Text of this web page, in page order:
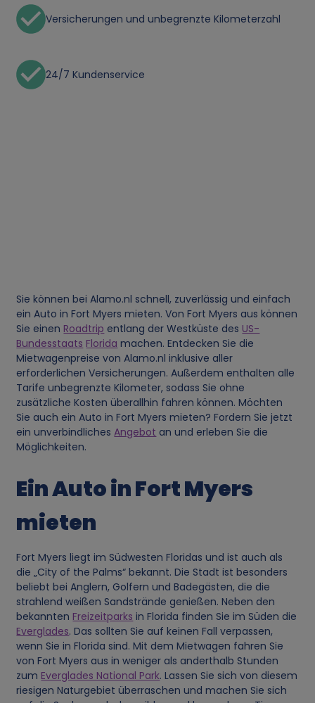
Versicherungen und unbegrenzte Kilometerzahl
24/7 Kundenservice
Sie können bei Alamo.nl schnell, zuverlässig und einfach
ein Auto in Fort Myers mieten. Von Fort Myers aus können
Sie einen Roadtrip entlang der Westküste des US-
Bundesstaats Florida machen. Entdecken Sie die
Mietwagenpreise von Alamo.nl inklusive aller
erforderlichen Versicherungen. Außerdem enthalten alle
Tarife unbegrenzte Kilometer, sodass Sie ohne
zusätzliche Kosten überallhin fahren können. Möchten
Sie auch ein Auto in Fort Myers mieten? Fordern Sie jetzt
ein unverbindlichesAngebot an und erleben Sie die
Möglichkeiten.
Ein Auto in Fort Myers
mieten
Fort Myers liegt im Südwesten Floridas und ist auch als
die „City of the Palms“ bekannt. Die Stadt ist besonders
beliebt bei Anglern, Golfern und Badegästen, die die
strahlend weißen Sandstrände genießen. Neben den
bekannten Freizeitparks in Florida finden Sie im Süden die
Everglades. Das sollten Sie auf keinen Fall verpassen,
wenn Sie in Florida sind. Mit dem Mietwagen fahren Sie
von Fort Myers aus in weniger als anderthalb Stunden
zum Everglades National Park. Lassen Sie sich von diesem
riesigen Naturgebiet überraschen und machen Sie sich